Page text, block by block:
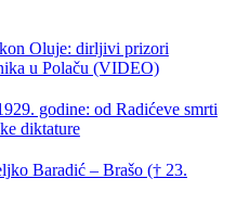
Oluje: dirljivi prizori
u Polaču (VIDEO)
godine: od Radićeve smrti
diktature
Baradić – Brašo († 23.